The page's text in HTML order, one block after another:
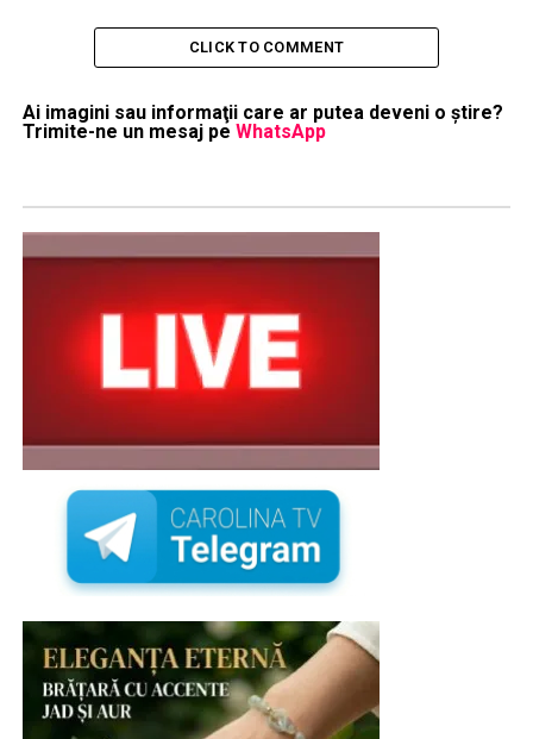
CLICK TO COMMENT
Ai imagini sau informaţii care ar putea deveni o ştire?
Trimite-ne un mesaj pe WhatsApp